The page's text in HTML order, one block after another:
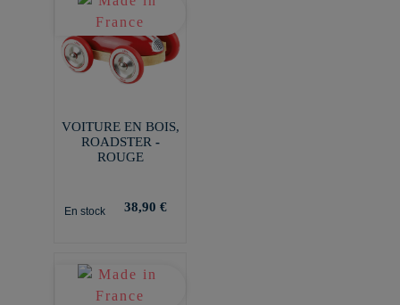
VOITURE EN BOIS,
ROADSTER -
ROUGE
En stock 38,90 €